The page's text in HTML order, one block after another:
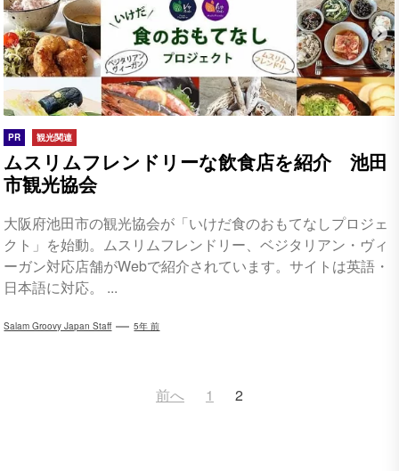
PR 観光関連
ムスリムフレンドリーな飲食店を紹介 池田
市観光協会
大阪府池田市の観光協会が「いけだ食のおもてなしプロジェ
クト」を始動。ムスリムフレンドリー、ベジタリアン・ヴィ
ーガン対応店舗がWebで紹介されています。サイトは英語・
日本語に対応。 ...
Salam Groovy Japan Staff 5年 前
前へ 1 2